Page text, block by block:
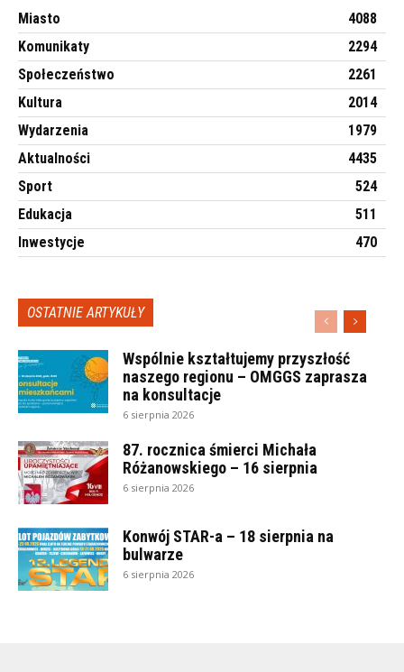
Miasto
4088
Komunikaty
2294
Społeczeństwo
2261
Kultura
2014
Wydarzenia
1979
Aktualności
4435
Sport
524
Edukacja
511
Inwestycje
470
OSTATNIE ARTYKUŁY
Wspólnie kształtujemy przyszłość
naszego regionu – OMGGS zaprasza
na konsultacje
6 sierpnia 2026
87. rocznica śmierci Michała
Różanowskiego – 16 sierpnia
6 sierpnia 2026
Konwój STAR-a – 18 sierpnia na
bulwarze
6 sierpnia 2026